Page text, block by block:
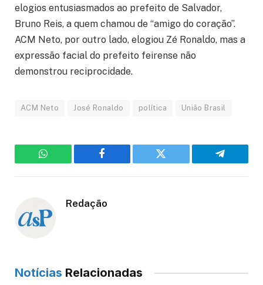
elogios entusiasmados ao prefeito de Salvador,
Bruno Reis, a quem chamou de “amigo do coração”.
ACM Neto, por outro lado, elogiou Zé Ronaldo, mas a
expressão facial do prefeito feirense não
demonstrou reciprocidade.
ACM Neto José Ronaldo política União Brasil
WhatsApp Facebook Twitter Telegram
Redação
Notícias Relacionadas